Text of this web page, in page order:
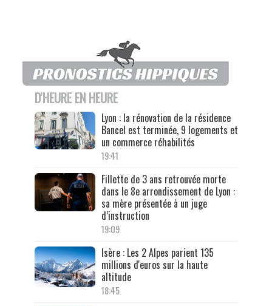
D'HEURE EN HEURE
Lyon : la rénovation de la résidence
Bancel est terminée, 9 logements et
un commerce réhabilités
19:41
Fillette de 3 ans retrouvée morte
dans le 8e arrondissement de Lyon :
sa mère présentée à un juge
d’instruction
19:09
Isère : Les 2 Alpes parient 135
millions d'euros sur la haute
altitude
18:45